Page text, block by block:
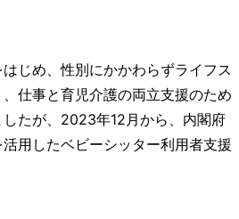
じめ、性別にかかわらずライフス
仕事と育児介護の両立支援のため
たが、2023年12月から、内閣府
用したベビーシッター利用者支援